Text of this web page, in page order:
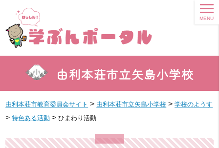
由利本荘市立矢島小学校
MENU
由利本荘市教育委員会サイト > 由利本荘市立矢島小学校 >学校のようす
>特色ある活動 >ひまわり活動